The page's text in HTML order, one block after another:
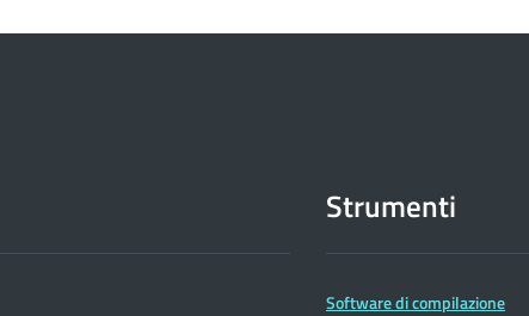
Strumenti
Software di compilazione